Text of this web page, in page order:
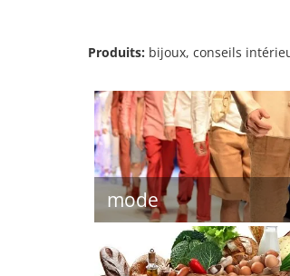
Produits: bijoux, conseils
mode